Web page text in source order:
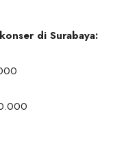
di Surabaya: